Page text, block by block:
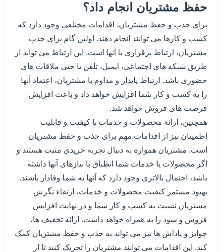
حفظ مشتریان انجام داد؟
برای جذب و حفظ مشتریان، اقدامات مختلفی وجود دارد که
کسب و کارها می توانند انجام دهند. اولین گام برای جذب
مشتریان، ارتباط برقراری با آنها است. این ارتباط می تواند از
طریق شبکه های اجتماعی، ایمیل، تلفن یا حتی ملاقات های
حضوری باشد. ارتباط پایدار و مداوم با مشتریان، اعتماد آنها
را به کسب و کار شما افزایش خواهد داد و باعث افزایش
فرصت های فروش خواهد شد.
همچنین، ارائه محصولات و خدمات با کیفیت و قابلیت
اطمینان نیز از اقدامات مهم برای جذب و حفظ مشتریان
است. مشتریان همواره به دنبال تجربه خریدی مثبت هستند و
اگر محصولات یا خدمات شما انطباق با نیازهای آنها داشته
باشد، احتمال بالاتری وجود دارد که آنها به شما وفادار باشند.
بهبود مستمر کیفیت محصولات و خدمات، ارتقاء نگرش
مشتریان نسبت به کسب و کار شما و در نهایت افزایش
فروش و سود را به همراه خواهد داشت. ارائه تخفیف ها،
جوایز و پاداش ها نیز می تواند به جذب و حفظ مشتریان کمک
کند. این اقدامات می توانند مشتریان را تحریک کنند تا از